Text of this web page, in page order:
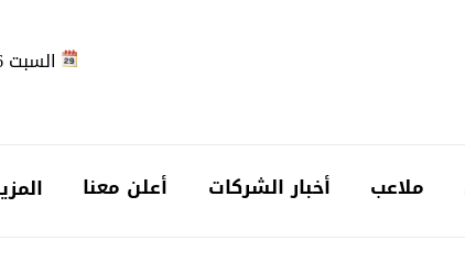
السبت 2026-08-08
ملاعب أخبار الشركات أعلن معنا